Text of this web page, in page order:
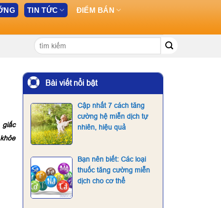
TIN TỨC ĐIỂM BÁN
Tìm
kiếm:
giấc
Bài viết nổi bật
Cập nhất 7 cách tăng
cường hệ miễn dịch tự
nhiên, hiệu quả
Bạn nên biết: Các loại
thuốc tăng cường miễn
dịch cho cơ thể